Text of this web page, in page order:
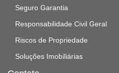
Seguro Garantia
Responsabilidade Civil Geral
Riscos de Propriedade
Soluções Imobiliárias